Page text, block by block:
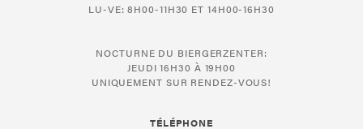
LU-VE: 8H00-11H30 ET 14H00-16H30
NOCTURNE DU BIERGERZENTER:
JEUDI 16H30 À 19H00
UNIQUEMENT SUR RENDEZ-VOUS!
TÉLÉPHONE